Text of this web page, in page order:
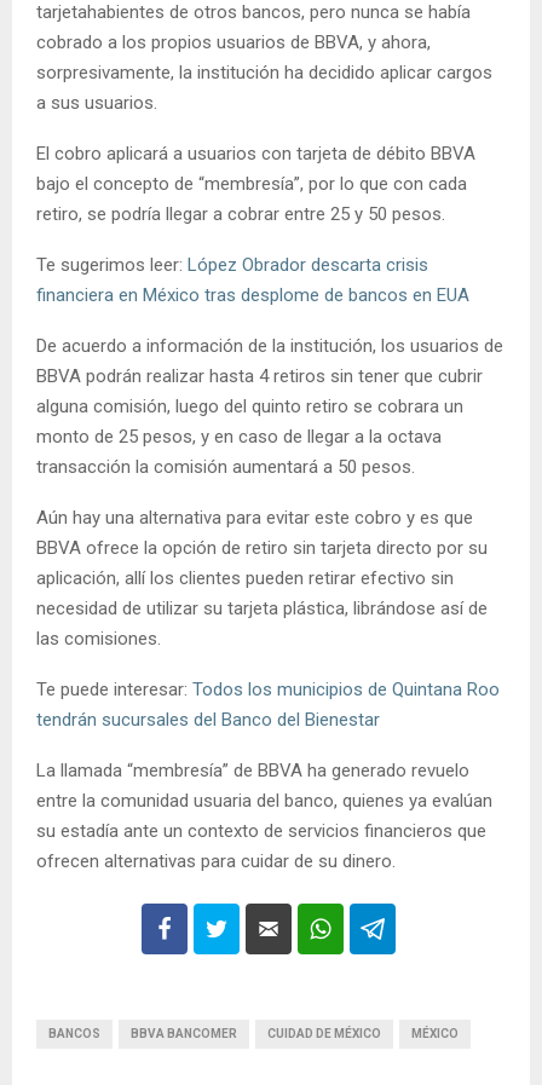
tarjetahabientes de otros bancos, pero nunca se había
cobrado a los propios usuarios de BBVA, y ahora,
sorpresivamente, la institución ha decidido aplicar cargos
a sus usuarios.
El cobro aplicará a usuarios con tarjeta de débito BBVA
bajo el concepto de “membresía”, por lo que con cada
retiro, se podría llegar a cobrar entre 25 y 50 pesos.
Te sugerimos leer: López Obrador descarta crisis
financiera en México tras desplome de bancos en EUA
De acuerdo a información de la institución, los usuarios de
BBVA podrán realizar hasta 4 retiros sin tener que cubrir
alguna comisión, luego del quinto retiro se cobrara un
monto de 25 pesos, y en caso de llegar a la octava
transacción la comisión aumentará a 50 pesos.
Aún hay una alternativa para evitar este cobro y es que
BBVA ofrece la opción de retiro sin tarjeta directo por su
aplicación, allí los clientes pueden retirar efectivo sin
necesidad de utilizar su tarjeta plástica, librándose así de
las comisiones.
Te puede interesar: Todos los municipios de Quintana Roo
tendrán sucursales del Banco del Bienestar
La llamada “membresía” de BBVA ha generado revuelo
entre la comunidad usuaria del banco, quienes ya evalúan
su estadía ante un contexto de servicios financieros que
ofrecen alternativas para cuidar de su dinero.
BANCOS BBVA BANCOMER CUIDAD DE MÉXICO MÉXICO